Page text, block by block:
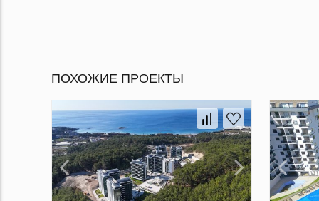
ПОХОЖИЕ ПРОЕКТЫ